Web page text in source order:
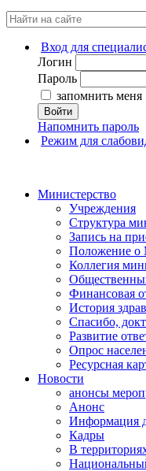
Вход для
Логин
Пароль
запомнить меня
Войти
Напомнить пароль
Режим для
Министерство
Учреждения
Структура
Запись на
Положение о
Коллегия
Финансовая
История
Спасибо,
Развитие
Опрос
Ресурсная
Новости
анонсы
Анонс
Информация
Кадры
В